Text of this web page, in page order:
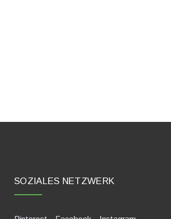
SOZIALES NETZWERK